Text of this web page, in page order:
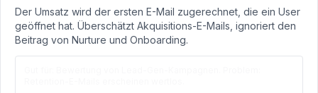
Der Umsatz wird der ersten E-Mail zugerechnet, die ein User
geöffnet hat. Überschätzt Akquisitions-E-Mails, ignoriert den
Beitrag von Nurture und Onboarding.